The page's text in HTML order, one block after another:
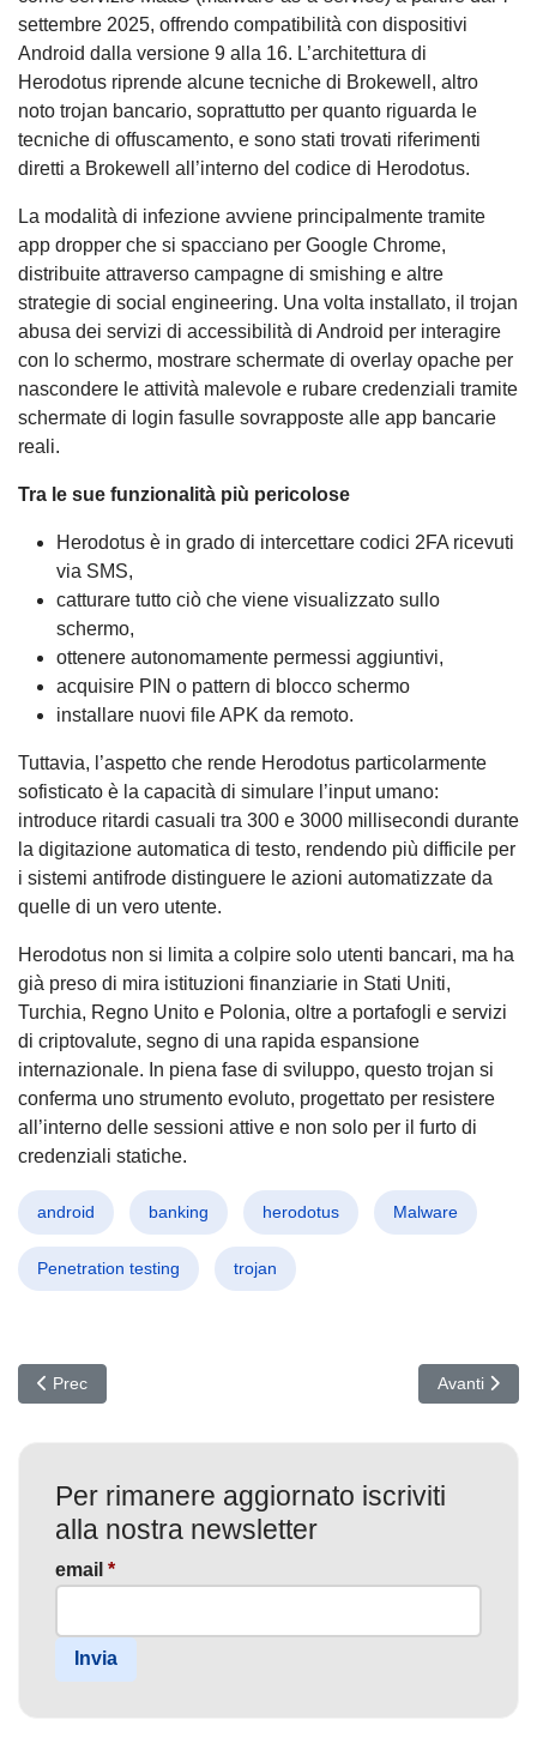
settembre 2025, offrendo compatibilità con dispositivi
Android dalla versione 9 alla 16. L’architettura di
Herodotus riprende alcune tecniche di Brokewell, altro
noto trojan bancario, soprattutto per quanto riguarda le
tecniche di offuscamento, e sono stati trovati riferimenti
diretti a Brokewell all’interno del codice di Herodotus.
La modalità di infezione avviene principalmente tramite
app dropper che si spacciano per Google Chrome,
distribuite attraverso campagne di smishing e altre
strategie di social engineering. Una volta installato, il trojan
abusa dei servizi di accessibilità di Android per interagire
con lo schermo, mostrare schermate di overlay opache per
nascondere le attività malevole e rubare credenziali tramite
schermate di login fasulle sovrapposte alle app bancarie
reali.
Tra le sue funzionalità più pericolose
Herodotus è in grado di intercettare codici 2FA ricevuti
via SMS,
catturare tutto ciò che viene visualizzato sullo
schermo,
ottenere autonomamente permessi aggiuntivi,
acquisire PIN o pattern di blocco schermo
installare nuovi file APK da remoto.
Tuttavia, l’aspetto che rende Herodotus particolarmente
sofisticato è la capacità di simulare l’input umano:
introduce ritardi casuali tra 300 e 3000 millisecondi durante
la digitazione automatica di testo, rendendo più difficile per
i sistemi antifrode distinguere le azioni automatizzate da
quelle di un vero utente.
Herodotus non si limita a colpire solo utenti bancari, ma ha
già preso di mira istituzioni finanziarie in Stati Uniti,
Turchia, Regno Unito e Polonia, oltre a portafogli e servizi
di criptovalute, segno di una rapida espansione
internazionale. In piena fase di sviluppo, questo trojan si
conferma uno strumento evoluto, progettato per resistere
all’interno delle sessioni attive e non solo per il furto di
credenziali statiche.
android banking herodotus Malware
Penetration testing trojan
Articolo precedente: Attacco Silenzioso agli Uffici Ucraini:
Prec Articolo
Avanti
Per rimanere aggiornato iscriviti
alla nostra newsletter
email *
Invia